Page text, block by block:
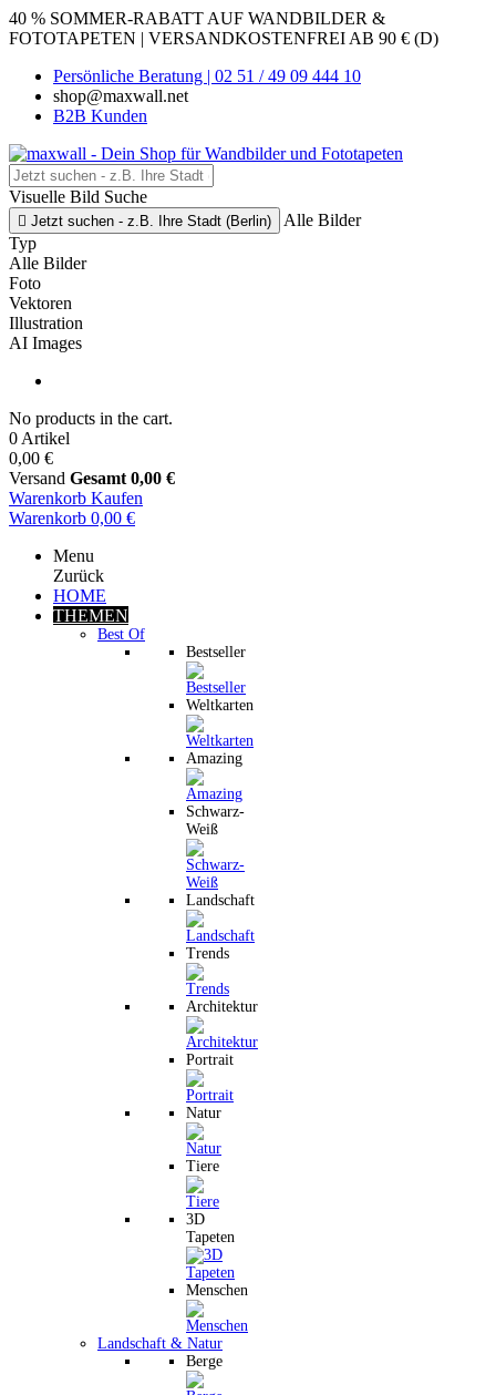
40 % SOMMER-RABATT AUF WANDBILDER &
FOTOTAPETEN | VERSANDKOSTENFREI AB 90 € (D)
Persönliche Beratung | 02 51 / 49 09 444 10
shop@maxwall.net
B2B Kunden
Visuelle Bild Suche
 Jetzt suchen - z.B. Ihre Stadt (Berlin)
Alle Bilder
Typ
Alle Bilder
Foto
Vektoren
Illustration
AI Images
No products in the cart.
0 Artikel
0,00 €
Versand Gesamt 0,00 €
Warenkorb Kaufen
Warenkorb 0,00 €
Menu
Zurück
HOME
THEMEN
Best Of
Bestseller
Weltkarten
Amazing
Schwarz-
Weiß
Landschaft
Trends
Architektur
Portrait
Natur
Tiere
3D
Tapeten
Menschen
Landschaft & Natur
Berge